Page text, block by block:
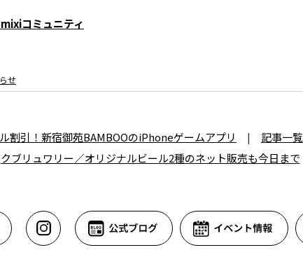
コミュニティ
せ
割引！新宿御苑BAMBOOのiPhoneゲームアプリ | 記事一覧
クブリュワリー／オリジナルビール2種のネット販売も今日まで